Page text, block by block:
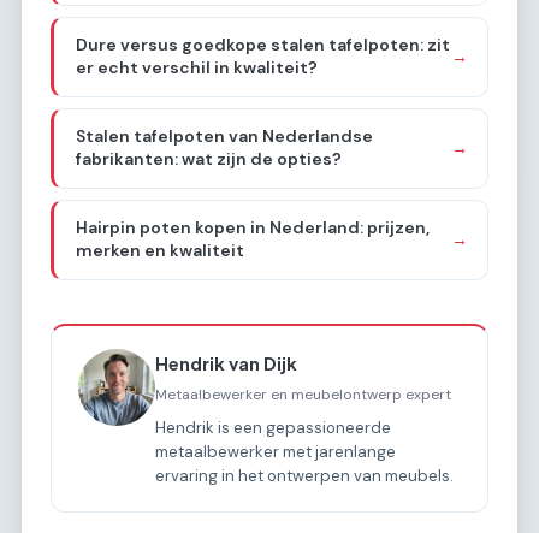
Dure versus goedkope stalen tafelpoten: zit
er echt verschil in kwaliteit?
→
Stalen tafelpoten van Nederlandse
fabrikanten: wat zijn de opties?
→
Hairpin poten kopen in Nederland: prijzen,
merken en kwaliteit
→
Hendrik van Dijk
Metaalbewerker en meubelontwerp expert
Hendrik is een gepassioneerde
metaalbewerker met jarenlange
ervaring in het ontwerpen van meubels.